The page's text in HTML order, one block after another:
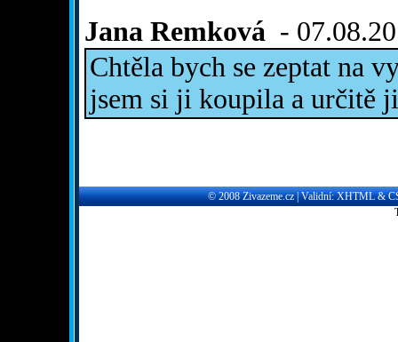
Jana Remková -
Chtěla bych se zeptat na
jsem si ji koupila a určitě
© 2008Zivazeme.cz| Validní:XHTML&